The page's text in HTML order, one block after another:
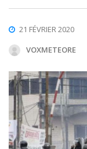
21 FÉVRIER 2020
VOXMETEORE